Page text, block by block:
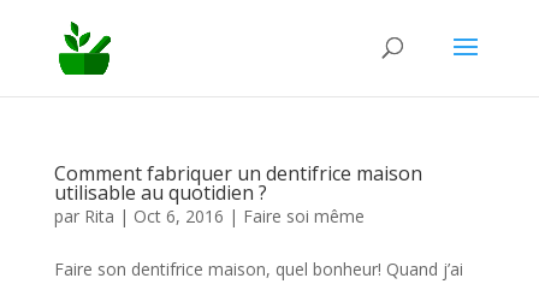
Comment fabriquer un dentifrice maison
utilisable au quotidien ?
par Rita | Oct 6, 2016 | Faire soi même
Faire son dentifrice maison, quel bonheur! Quand j’ai